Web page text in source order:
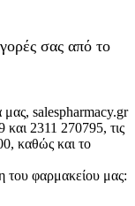
σας από το
μας, salespharmacy.gr
2311 270795, τις
καθώς και το
του φαρμακείου μας: